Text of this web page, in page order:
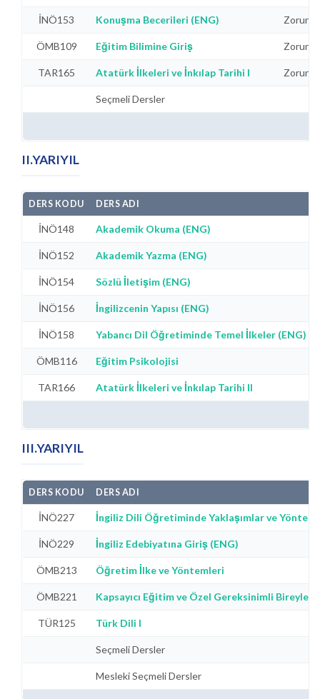
İNÖ153 Konuşma Becerileri (ENG)
ÖMB109 Eğitim Bilimine Giriş
TAR165 Atatürk İlkeleri ve İnkılap Tarihi I
Seçmeli Dersler
II.YARIYIL
DERS KODU DERS ADI
İNÖ148 Akademik Okuma (ENG)
İNÖ152 Akademik Yazma (ENG)
İNÖ154 Sözlü İletişim (ENG)
İNÖ156 İngilizcenin Yapısı (ENG)
İNÖ158 Yabancı Dil Öğretiminde Temel İlkeler (ENG)
ÖMB116 Eğitim Psikolojisi
TAR166 Atatürk İlkeleri ve İnkılap Tarihi II
III.YARIYIL
DERS KODU DERS ADI
İNÖ227 İngiliz Dili Öğretiminde Yaklaşımlar ve
İNÖ229 İngiliz Edebiyatına Giriş (ENG)
ÖMB213 Öğretim İlke ve Yöntemleri
ÖMB221 Kapsayıcı Eğitim ve Özel Gereksinimli Bireyler
TÜR125 Türk Dili I
Seçmeli Dersler
Mesleki Seçmeli Dersler